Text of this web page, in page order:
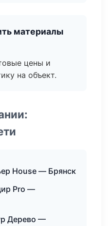
материалы
цены и
на объект.
House — Брянск
Pro —
Дерево —